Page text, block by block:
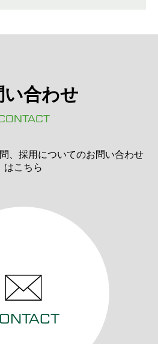
い合わせ
、採用についてのお問い合わせ
はこちら